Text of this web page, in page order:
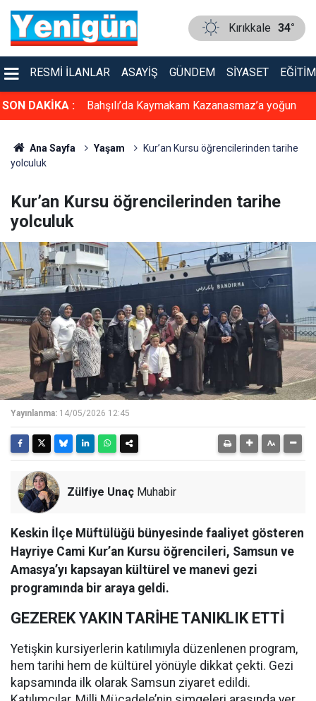
Kırıkkale 34°
RESMI İLANLAR ASAYIŞ GÜNDEM SIYASET EĞITIM
SON DAKİKA :
yakalandı! Bahşılı’da Kaymakam Kazanasmaz’a yoğun
Ana Sayfa Yaşam
Kur’an Kursu öğrencilerinden tarihe
yolculuk
Kur’an Kursu öğrencilerinden tarihe
yolculuk
Yayınlanma: 14/05/2026 12:45
Zülfiye Unaç Muhabir
Keskin İlçe Müftülüğü bünyesinde faaliyet gösteren
Hayriye Cami Kur’an Kursu öğrencileri, Samsun ve
Amasya’yı kapsayan kültürel ve manevi gezi
programında bir araya geldi.
GEZEREK YAKIN TARİHE TANIKLIK ETTİ
Yetişkin kursiyerlerin katılımıyla düzenlenen program,
hem tarihi hem de kültürel yönüyle dikkat çekti. Gezi
kapsamında ilk olarak Samsun ziyaret edildi.